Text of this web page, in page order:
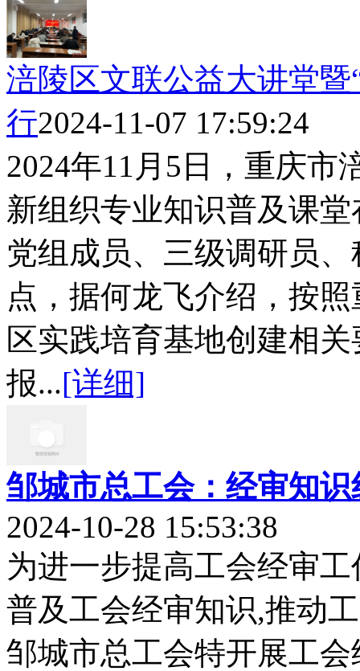
涪陵区文联公益大讲堂
行2024-11-07 17:59:24
2024年11月5日，重庆市
新组织专业知识普及课
党组成员、三级调研员
点，据何龙飞介绍，按
区实践培育基地创建相
报...[详细]
邹城市总工会：经审知
2024-10-28 15:53:38
为进一步提高工会经审
普及工会经审知识,推动
邹城市总工会特开展工